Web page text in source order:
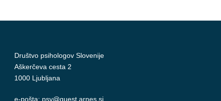
Društvo psihologov Slovenije
Aškerčeva cesta 2
1000 Ljubljana
e-pošta: psy@guest.arnes.si